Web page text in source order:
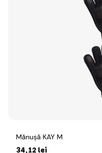
Mănușă KAY M
34,12 lei